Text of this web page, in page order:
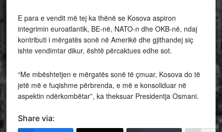
E para e vendit më tej ka thënë se Kosova aspiron
integrimin euroatlantik, BE-në, NATO-n dhe OKB-në, ndaj
kontributi i mërgatës sonë në Amerikë dhe gjithandej siç
ishte vendimtar dikur, është përcaktues edhe sot.
“Me mbështetjen e mërgatës sonë të çmuar, Kosova do të
jetë më e fuqishme përbrenda, e më e konsoliduar në
aspektin ndërkombëtar”, ka theksuar Presidentja Osmani.
Share via: